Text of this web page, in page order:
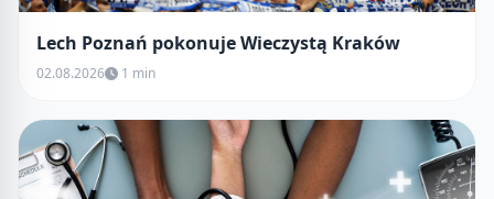
Lech Poznań pokonuje Wieczystą Kraków
02.08.2026 1 min